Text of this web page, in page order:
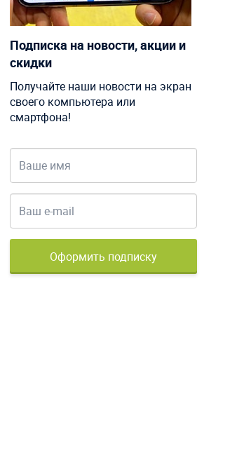
Подписка на новости, акции и
скидки
Получайте наши новости на экран
своего компьютера или
смартфона!
Оформить подписку